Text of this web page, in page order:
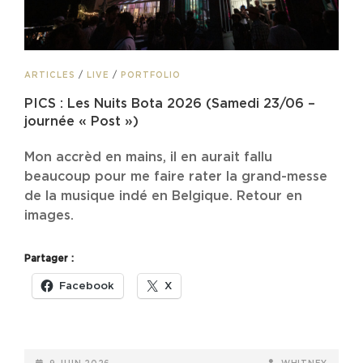
CAT
ARTICLES / LIVE / PORTFOLIO
PICS : Les Nuits Bota 2026 (Samedi 23/06 –
journée « Post »)
Mon accrèd en mains, il en aurait fallu
beaucoup pour me faire rater la grand-messe
de la musique indé en Belgique. Retour en
images.
Partager :
Facebook X